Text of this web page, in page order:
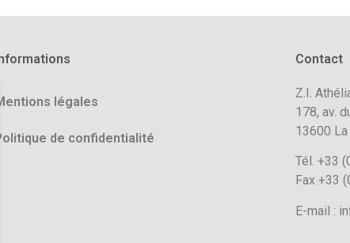
légales
de confidentialité
Contact
Z.I.
178, av.
13600
Tél. +33
Fax +33
E-mail :